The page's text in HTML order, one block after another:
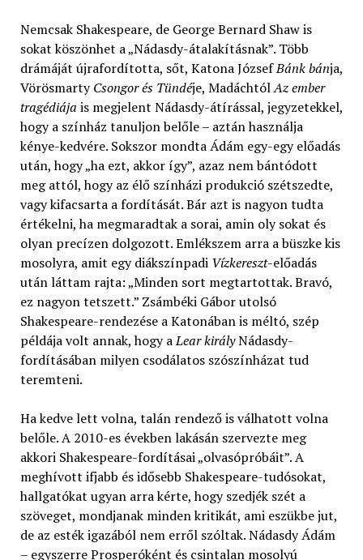
Nemcsak Shakespeare, de George Bernard Shaw is
sokat köszönhet a „Nádasdy-átalakításnak”. Több
drámáját újrafordította, sőt, Katona JózsefBánk bánja,
VörösmartyCsongor és Tündéje, MadáchtólAz ember
tragédiája is megjelent Nádasdy-átírással, jegyzetekkel,
hogy a színház tanuljon belőle – aztán használja
kénye-kedvére. Sokszor mondta Ádám egy-egy előadás
után, hogy „ha ezt, akkor így”, azaz nem bántódott
meg attól, hogy az élő színházi produkció szétszedte,
vagy kifacsarta a fordítását. Bár azt is nagyon tudta
értékelni, ha megmaradtak a sorai, amin oly sokat és
olyan precízen dolgozott. Emlékszem arra a büszke kis
mosolyra, amit egy diákszínpadi Vízkereszt-előadás
után láttam rajta: „Minden sort megtartottak. Bravó,
ez nagyon tetszett.” Zsámbéki Gábor utolsó
Shakespeare-rendezése a Katonában is méltó, szép
példája volt annak, hogy aLear királyNádasdy-
fordításában milyen csodálatos szószínházat tud
teremteni.
Ha kedve lett volna, talán rendező is válhatott volna
belőle. A 2010-es években lakásán szervezte meg
akkori Shakespeare-fordításai „olvasópróbáit”. A
meghívott ifjabb és idősebb Shakespeare-tudósokat,
hallgatókat ugyan arra kérte, hogy szedjék szét a
szöveget, mondjanak minden kritikát, ami eszükbe jut,
de az esték igazából nem erről szóltak. Nádasdy Ádám
– egyszerre Prosperóként és csintalan mosolyú